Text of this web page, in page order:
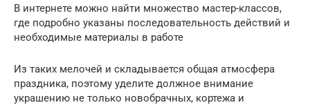
В интернете можно найти множество мастер-классов,
где подробно указаны последовательность действий и
необходимые материалы в работе
Из таких мелочей и складывается общая атмосфера
праздника, поэтому уделите должное внимание
украшению не только новобрачных, кортежа и